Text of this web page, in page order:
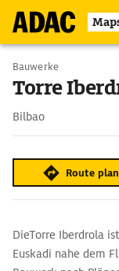
Bauwerke
Torre
Bilbao
Route
DieTorre Iberdrola
Euskadi nahe dem